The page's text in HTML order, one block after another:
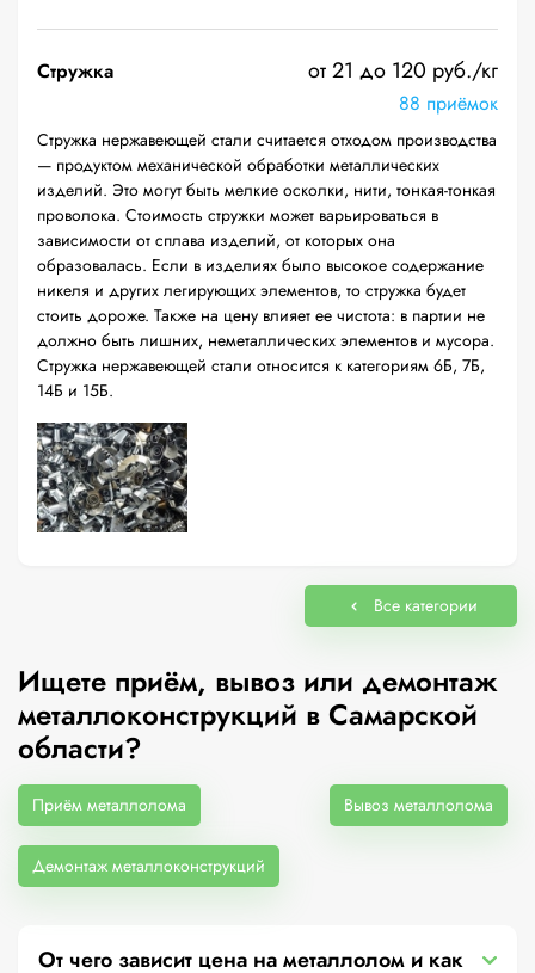
Стружка от 21 до 120 руб./кг
88 приёмок
Стружка нержавеющей стали считается отходом производства
— продуктом механической обработки металлических
изделий. Это могут быть мелкие осколки, нити, тонкая-тонкая
проволока. Стоимость стружки может варьироваться в
зависимости от сплава изделий, от которых она
образовалась. Если в изделиях было высокое содержание
никеля и других легирующих элементов, то стружка будет
стоить дороже. Также на цену влияет ее чистота: в партии не
должно быть лишних, неметаллических элементов и мусора.
Стружка нержавеющей стали относится к категориям 6Б, 7Б,
14Б и 15Б.
Все категории
Ищете приём, вывоз или демонтаж
металлоконструкций в Самарской
области?
Приём металлолома Вывоз металлолома
Демонтаж металлоконструкций
От чего зависит цена на металлолом и как